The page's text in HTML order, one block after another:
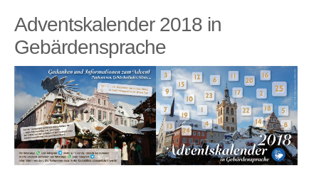
Mitarbeit
Material
Themen
Adventskalender 2018 in
Gebärdensprache